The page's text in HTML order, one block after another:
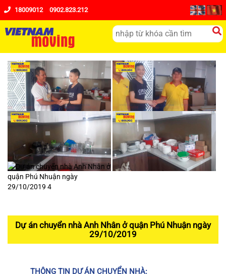
18009012 0902.823.212
Dự án chuyển nhà Anh Nhân ở quận Phú Nhuận ngày
29/10/2019
THÔNG TIN DỰ ÁN CHUYỂN NHÀ: